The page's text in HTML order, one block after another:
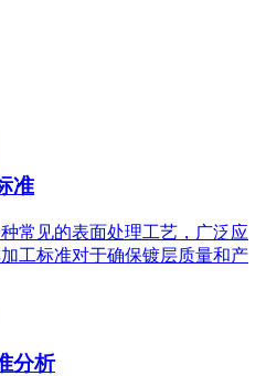
准
常见的表面处理工艺，广泛应
工标准对于确保镀层质量和产
分析